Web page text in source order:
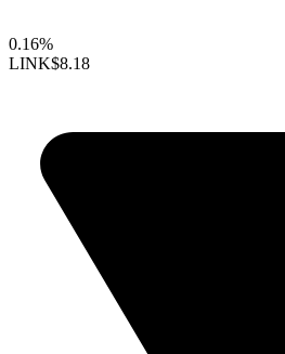
0.16%
LINK$8.18